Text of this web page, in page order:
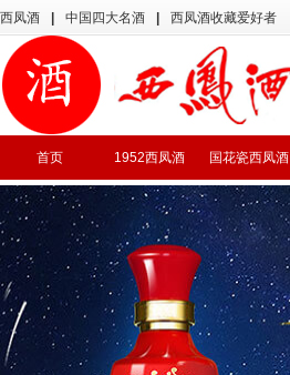
西凤酒 中国四大名酒 西凤酒收藏爱好者
首页 1952西凤酒 国花瓷西凤酒